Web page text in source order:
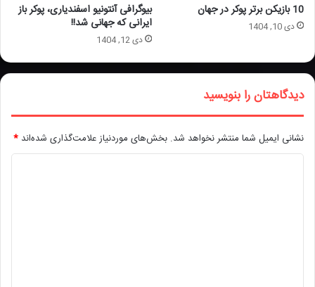
10 بازیکن برتر پوکر در جهان
دی 10, 1404
بیوگرافی آنتونیو اسفندیاری، پوکر باز
ایرانی که جهانی شد!!
دی 12, 1404
دیدگاهتان را بنویسید
نشانی ایمیل شما منتشر نخواهد شد. بخش‌های موردنیاز علامت‌گذاری شده‌اند *